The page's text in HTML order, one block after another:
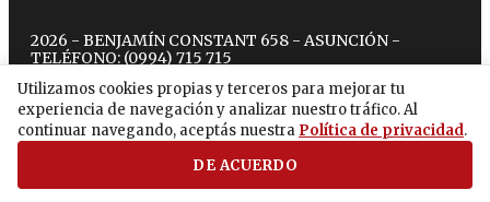
Utilizamos cookies propias y terceros para mejorar tu
experiencia de navegación y analizar nuestro tráfico. Al
continuar navegando, aceptás nuestra Política de privacidad.
DE ACUERDO
2026 - BENJAMÍN CONSTANT 658 - ASUNCIÓN -
TELÉFONO: (0994) 715 715
twitterinstagram
facebook
tiktokyoutubespotify